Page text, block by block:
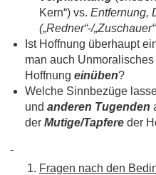
Kern“) vs. Entfernung,
(„Redner“-/
Ist Hoffnung überhaupt
man auch
Hoffnung einüben?
Welche Sinnbezüge
und anderen Tugenden
der Mutige/Tapfere der
Fragen nach den